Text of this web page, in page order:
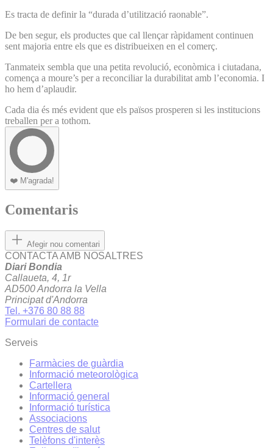
Es tracta de definir la “durada d’utilització raonable”.
De ben segur, els productes que cal llençar ràpidament continuen
sent majoria entre els que es distribueixen en el comerç.
Tanmateix sembla que una petita revolució, econòmica i ciutadana,
comença a moure’s per a reconciliar la durabilitat amb l’economia. I
ho hem d’aplaudir.
Cada dia és més evident que els països prosperen si les institucions
treballen per a tothom.
❤️ M'agrada!
Comentaris
Afegir nou comentari
CONTACTA AMB NOSALTRES
Diari Bondia
Callaueta, 4, 1r
AD500 Andorra la Vella
Principat d'Andorra
Tel. +376 80 88 88
Formulari de contacte
Serveis
Farmàcies de guàrdia
Informació meteorològica
Cartellera
Informació general
Informació turística
Associacions
Centres de salut
Telèfons d'interès